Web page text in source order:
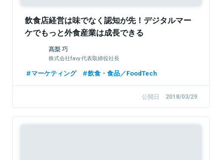
飲食店経営は味でなく認知が先！デジタルマー
ケでもっと外食産業は成長できる
髙梨 巧
株式会社favy 代表取締役社長
マーケティング 飲食・食品／FoodTech
公開日 2018/03/29